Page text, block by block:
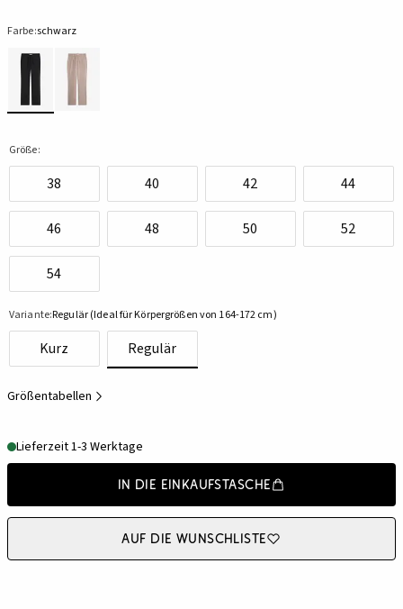
Farbe:schwarz
Größe:
38 40 42 44
46 48 50 52
54
Variante:Regulär (Ideal für Körpergrößen von 164-172 cm)
Kurz Regulär
Größentabellen
Lieferzeit 1-3 Werktage
In die Einkaufstasche
Auf die Wunschliste